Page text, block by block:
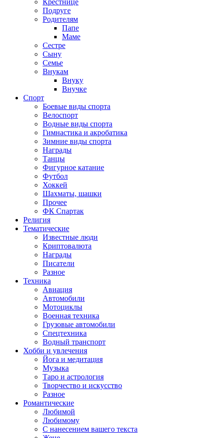
Крестнице
Подруге
Родителям
Папе
Маме
Сестре
Сыну
Семье
Внукам
Внуку
Внучке
Спорт
Боевые виды спорта
Велоспорт
Водные виды спорта
Гимнастика и акробатика
Зимние виды спорта
Награды
Танцы
Фигурное катание
Футбол
Хоккей
Шахматы, шашки
Прочее
ФК Спартак
Религия
Тематические
Известные люди
Криптовалюта
Награды
Писатели
Разное
Техника
Авиация
Автомобили
Мотоциклы
Военная техника
Грузовые автомобили
Спецтехника
Водный транспорт
Хобби и увлечения
Йога и медитация
Музыка
Таро и астрология
Творчество и искусство
Разное
Романтические
Любимой
Любимому
С нанесением вашего текста